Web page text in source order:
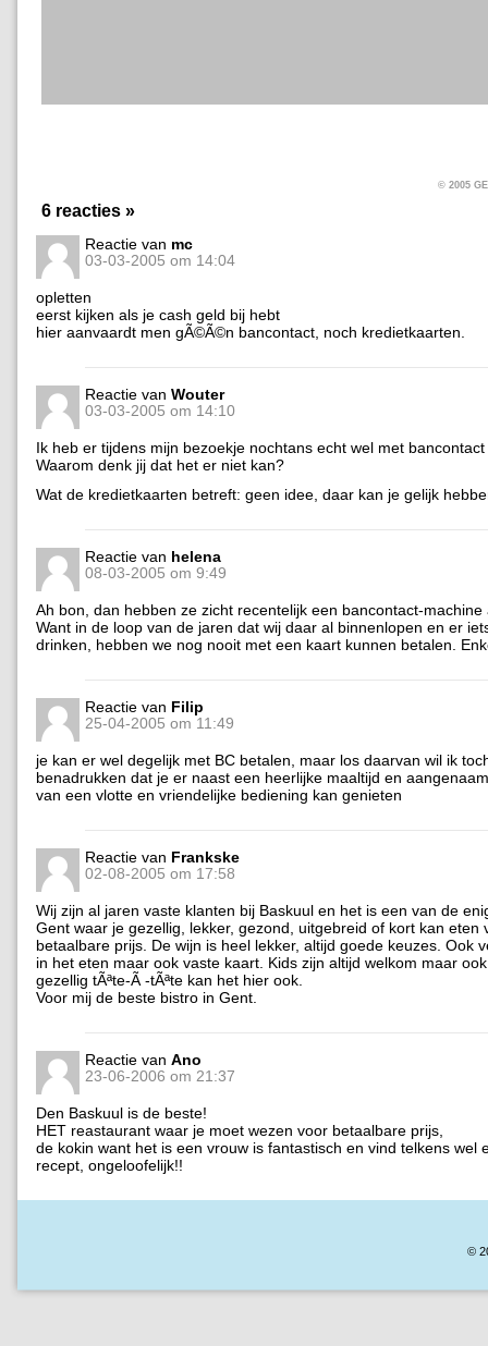
© 2005
6 reacties »
Reactie van mc
03-03-2005 om 14:04
opletten
eerst kijken als je cash geld bij hebt
hier aanvaardt men gÃ©Ã©n bancontact, noch kredietkaarten.
Reactie van Wouter
03-03-2005 om 14:10
Ik heb er tijdens mijn bezoekje nochtans echt wel met
Waarom denk jij dat het er niet kan?
Wat de kredietkaarten betreft: geen idee, daar kan je gelijk
Reactie van helena
08-03-2005 om 9:49
Ah bon, dan hebben ze zicht recentelijk een bancontact-machine
Want in de loop van de jaren dat wij daar al binnenlopen en er
drinken, hebben we nog nooit met een kaart kunnen betalen.
Reactie van Filip
25-04-2005 om 11:49
je kan er wel degelijk met BC betalen, maar los daarvan wil ik
benadrukken dat je er naast een heerlijke maaltijd en
van een vlotte en vriendelijke bediening kan genieten
Reactie van Frankske
02-08-2005 om 17:58
Wij zijn al jaren vaste klanten bij Baskuul en het is een van de
Gent waar je gezellig, lekker, gezond, uitgebreid of kort kan eten
betaalbare prijs. De wijn is heel lekker, altijd goede keuzes. Ook
in het eten maar ook vaste kaart. Kids zijn altijd welkom maar
gezellig tÃªte-Ã -tÃªte kan het hier ook.
Voor mij de beste bistro in Gent.
Reactie van Ano
23-06-2006 om 21:37
Den Baskuul is de beste!
HET reastaurant waar je moet wezen voor betaalbare prijs,
de kokin want het is een vrouw is fantastisch en vind telkens wel
recept, ongeloofelijk!!
©